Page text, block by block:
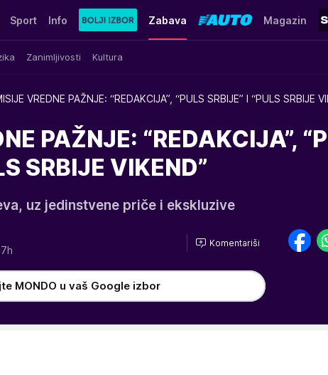
Sport Info Zabava
Zanimljivosti Kultura
Magazin
VREDNE PAŽNJE: “REDAKCIJA”, “PULS SRBIJE” I “PULS SRBIJE
PAŽNJE: “REDAKCIJA”,
SRBIJE VIKEND”
uz jedinstvene priče i ekskluzive
Komentariši
MONDO u vaš Google izbor